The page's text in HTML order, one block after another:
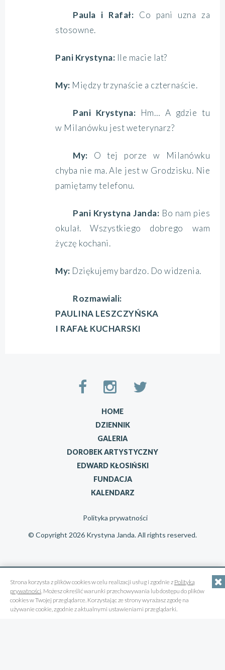
Paula i Rafał: Co pani uzna za
stosowne.
Pani Krystyna: Ile macie lat?
My: Między trzynaście a czternaście.
Pani Krystyna: Hm… A gdzie tu
w Milanówku jest weterynarz?
My: O tej porze w Milanówku
chyba nie ma. Ale jest w Grodzisku. Nie
pamiętamy telefonu.
Pani Krystyna Janda: Bo nam pies
okulał. Wszystkiego dobrego wam
życzę kochani.
My: Dziękujemy bardzo. Do widzenia.
Rozmawiali:
PAULINA LESZCZYŃSKA
I RAFAŁ KUCHARSKI
HOME
DZIENNIK
GALERIA
DOROBEK ARTYSTYCZNY
EDWARD KŁOSIŃSKI
FUNDACJA
KALENDARZ
Polityka prywatności
© Copyright 2026 Krystyna Janda. All rights reserved.
Strona korzysta z plików cookies w celu realizacji usług i zgodnie z Polityką
prywatności. Możesz określić warunki przechowywania lub dostępu do plików
cookies w Twojej przeglądarce. Korzystając ze strony wyrażasz zgodę na
używanie cookie, zgodnie z aktualnymi ustawieniami przeglądarki.